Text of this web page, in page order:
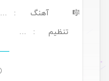
🎼 آهنگ : …
تنظیم
: …